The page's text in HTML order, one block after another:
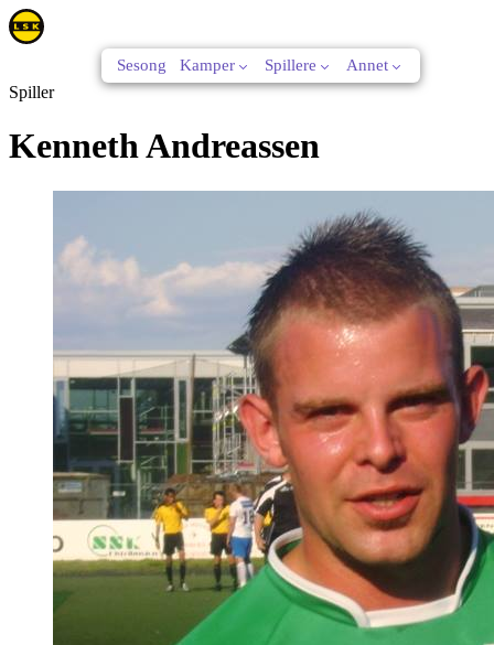
Sesong Kamper Spillere Annet
Spiller
Kenneth Andreassen